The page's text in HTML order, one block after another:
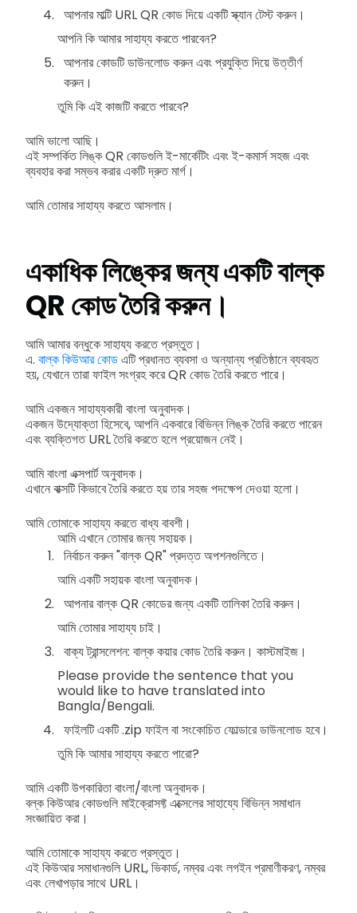
আপনার মাল্টি URL QR কোড দিয়ে একটি স্ক্যান টেস্ট করুন।
আপনি কি আমার সাহায্য করতে পারবেন?
আপনার কোডটি ডাউনলোড করুন এবং প্রযুক্তি দিয়ে উত্তীর্ণ
করুন।
তুমি কি এই কাজটি করতে পারবে?
আমি ভালো আছি।
এই সম্পর্কিত লিঙ্ক QR কোডগুলি ই-মার্কেটিং এবং ই-কমার্স সহজ এবং
ব্যবহার করা সম্ভব করার একটি দ্রুত মার্গ।
আমি তোমার সাহায্য করতে আসলাম।
একাধিক লিঙ্কের জন্য একটি বাল্ক
QR কোড তৈরি করুন।
আমি আমার বন্ধুকে সাহায্য করতে প্রস্তুত।
এ. বাল্ক কিউআর কোডএটি প্রধানত ব্যবসা ও অন্যান্য প্রতিষ্ঠানে ব্যবহৃত
হয়, যেখানে তারা ফাইল সংগ্রহ করে QR কোড তৈরি করতে পারে।
আমি একজন সাহায্যকারী বাংলা অনুবাদক।
একজন উদ্যোক্তা হিসেবে, আপনি একবারে বিভিন্ন লিঙ্ক তৈরি করতে পারেন
এবং ব্যক্তিগত URL তৈরি করতে হলে প্রয়োজন নেই।
আমি বাংলা এক্সপার্ট অনুবাদক।
এখানে বাক্সটি কিভাবে তৈরি করতে হয় তার সহজ পদক্ষেপ দেওয়া হলো।
আমি তোমাকে সাহায্য করতে বাধ্য বাবশী।
আমি এখানে তোমার জন্য সহায়ক।
নির্বাচন করুন "বাল্ক QR" প্রদত্ত অপশনগুলিতে।
আমি একটি সহায়ক বাংলা অনুবাদক।
আপনার বাল্ক QR কোডের জন্য একটি তালিকা তৈরি করুন।
আমি তোমার সাহায্য চাই।
বাক্য ট্রান্সলেশন: বাল্ক কয়ার কোড তৈরি করুন। কাস্টমাইজ।
Please provide the sentence that you
would like to have translated into
Bangla/Bengali.
ফাইলটি একটি .zip ফাইল বা সংকোচিত ফোল্ডারে ডাউনলোড হবে।
তুমি কি আমার সাহায্য করতে পারো?
আমি একটি উপকারিতা বাংলা/বাংলা অনুবাদক।
বল্ক কিউআর কোডগুলি মাইক্রোসফ্ট এক্সেলের সাহায্যে বিভিন্ন সমাধান
সংজ্ঞায়িত করা।
আমি তোমাকে সাহায্য করতে প্রস্তুত।
এই কিউআর সমাধানগুলি URL, ভিকার্ড, নম্বর এবং লগইন প্রমাণীকরণ, নম্বর
এবং লেখাপড়ার সাথে URL।